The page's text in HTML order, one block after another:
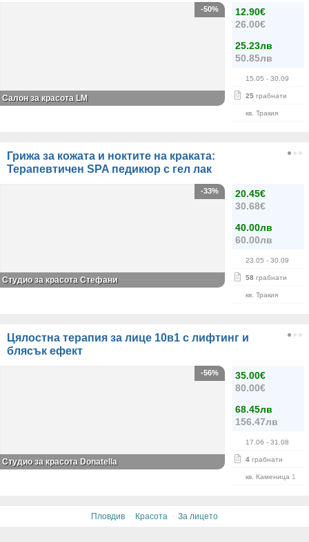
12.90€
26.00€
25.23лв
50.85лв
15.05 - 30.09
25 грабнати
кв. Тракия
-50%
Салон за красота LM
Грижа за кожата и ноктите на краката:
Терапевтичен SPA педикюр с гел лак
20.45€
30.68€
40.00лв
60.00лв
23.05 - 30.09
58 грабнати
кв. Тракия
-33%
Студио за красота Стефани
Цялостна терапия за лице 10в1 с лифтинг и
блясък ефект
35.00€
80.00€
68.45лв
156.47лв
17.06 - 31.08
4 грабнати
кв. Каменица 1
-56%
Студио за красота Donatella
Пловдив · Красота · За лицето